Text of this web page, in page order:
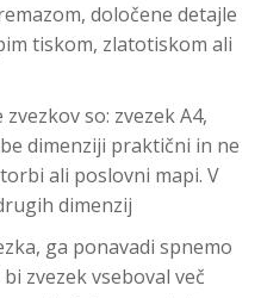
določene detajle
tiskom, zlatotiskom ali
so: zvezek A4,
dimenziji praktični in ne
ali poslovni mapi. V
dimenzij
ga ponavadi spnemo
zvezek vseboval več